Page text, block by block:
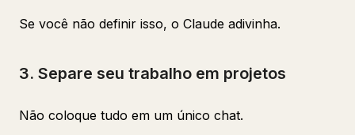
Se você não definir isso, o Claude adivinha.
3. Separe seu trabalho em projetos
Não coloque tudo em um único chat.